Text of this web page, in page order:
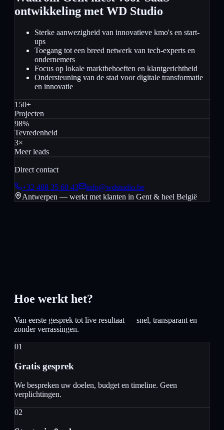
ontwikkeling met WD Studio
Sterke aanwezigheid van innovatieve kmo's en start-
ups
Toegang tot een breed netwerk van tech-experts en
ondernemers
Focus op lokale marktbehoeften en klantgerichtheid
Ondersteuning van de stad voor digitale transformatie
en innovatie
150+
Projecten
98%
Tevredenheid
3×
Meer leads
Direct contact
+32 488 35 60 43
info@wdstudio.be
Antwerpen — werkt met klanten in Gent & heel België
Hoe werkt het?
Van eerste gesprek tot live resultaat — snel, transparant en
zonder verrassingen.
01
Gratis gesprek
We bespreken uw doelen, budget en timeline. Geen
verplichtingen.
02